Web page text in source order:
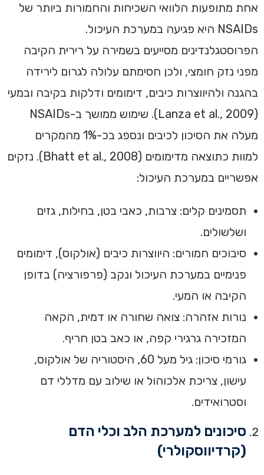
אחת מתופעות הלוואי השכיחות והחמורות ביותר של
NSAIDs היא פגיעה במערכת העיכול.
הפרוסטגלנדינים מסייעים בשמירה על רירית הקיבה
מפני נזק חומצי, ולכן חסימתם עלולה לגרום לירידה
בהגנה ולהיווצרות כיבים, דימומים ודלקות בקיבה ובמעי
(Lanza et al., 2009). שימוש ממושך ב-NSAIDs
מעלה את הסיכון לכיבים ונספג בכ-1% מהמקרים
למוות כתוצאה מדימומים (Bhatt et al., 2008). נזקים
אפשריים במערכת העיכול:
תסמינים קלים: צרבות, כאבי בטן, בחילות, גזים
ושלשולים.
סיבוכים חמורים: היווצרות כיבים (אולקוס), דימומים
פנימיים במערכת העיכול ונקב (פרפורציה) בדופן
הקיבה או המעי.
נורות אזהרה: צואה שחורה או דמית, הקאה
המזכירה גרגירי קפה, או כאב בטן חריף.
גורמי סיכון: גיל מעל 60, היסטוריה של אולקוס,
עישון, צריכת אלכוהול או שילוב עם מדללי דם
וסטרואידים.
סיכונים למערכת הלב וכלי הדם
(קרדיווסקולרי)